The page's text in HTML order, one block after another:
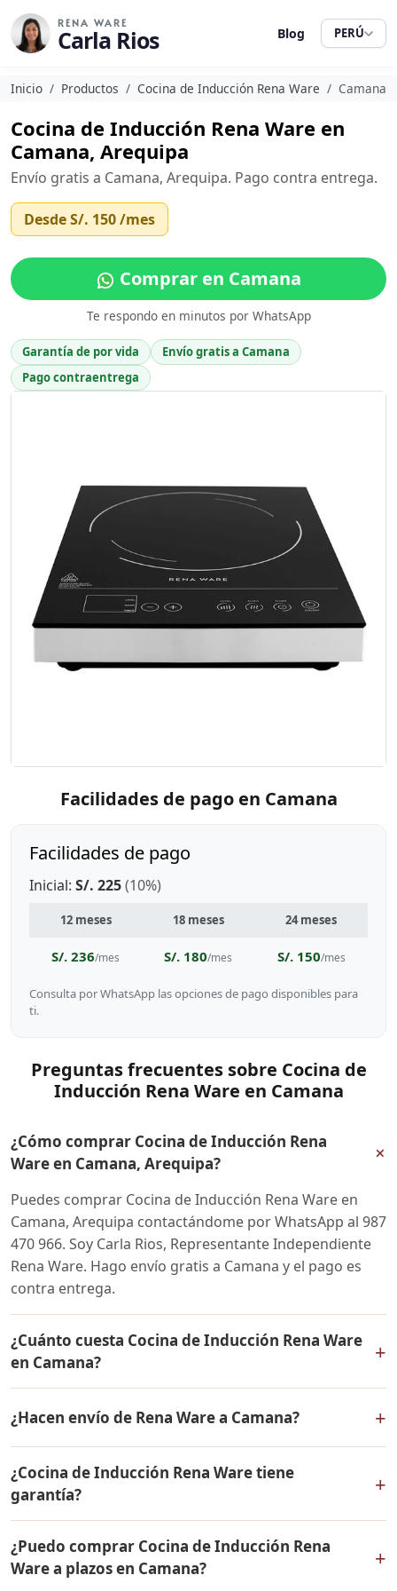
RENA WARE
Carla Rios Blog PERÚ
Inicio Productos Cocina de Inducción Rena Ware Camana
Cocina de Inducción Rena Ware en
Camana, Arequipa
Envío gratis a Camana, Arequipa. Pago contra entrega.
DesdeS/. 150/mes
Comprar en Camana
Te respondo en minutos por WhatsApp
Garantía de por vida
Envío gratis a Camana
Pago contraentrega
Facilidades de pago en Camana
Facilidades de pago
Inicial: S/. 225(10%)
12 meses 18 meses 24 meses
S/. 236/mes S/. 180/mes S/. 150/mes
Consulta por WhatsApp las opciones de pago disponibles para
ti.
Preguntas frecuentes sobre Cocina de
Inducción Rena Ware en Camana
¿Cómo comprar Cocina de Inducción Rena
Ware en Camana, Arequipa?
+
Puedes comprar Cocina de Inducción Rena Ware en
Camana, Arequipa contactándome por WhatsApp al 987
470 966. Soy Carla Rios, Representante Independiente
Rena Ware. Hago envío gratis a Camana y el pago es
contra entrega.
¿Cuánto cuesta Cocina de Inducción Rena Ware
en Camana?
+
mismo en todo el Perú. Contáctame por WhatsApp para
conocer el precio actual, promociones disponibles y
facilidades de pago en cuotas desde el 10% de inicial.
¿Hacen envío de Rena Ware a Camana? +
Ware a Camana, Arequipa y a todo el Perú. El pago es
contra entrega.
¿Cocina de Inducción Rena Ware tiene
garantía?
+
vida contra defectos de fabricación. Todos los
productos Rena Ware están fabricados en acero
¿Puedo comprar Cocina de Inducción Rena
Ware a plazos en Camana?
+